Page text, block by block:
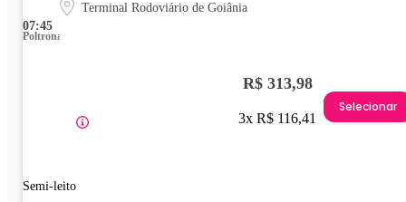
07:45
Terminal Rodoviário de Goiânia
Poltrona
Semi-leito
R$ 313,98
3x R$ 116,41
Selecionar